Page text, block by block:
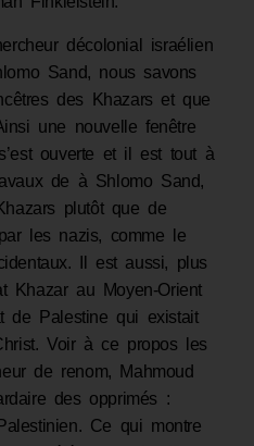
décolonial israélien
Sand, nous savons
des Khazars et que
une nouvelle fenêtre
ouverte et il est tout à
de à Shlomo Sand,
plutôt que de
les nazis, comme le
Il est aussi, plus
Khazar au Moyen-Orient
de Palestine qui existait
Voir à ce propos les
de renom, Mahmoud
des opprimés :
Ce qui montre